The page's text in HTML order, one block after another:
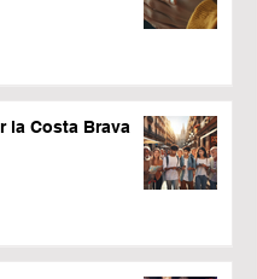
la Costa Brava